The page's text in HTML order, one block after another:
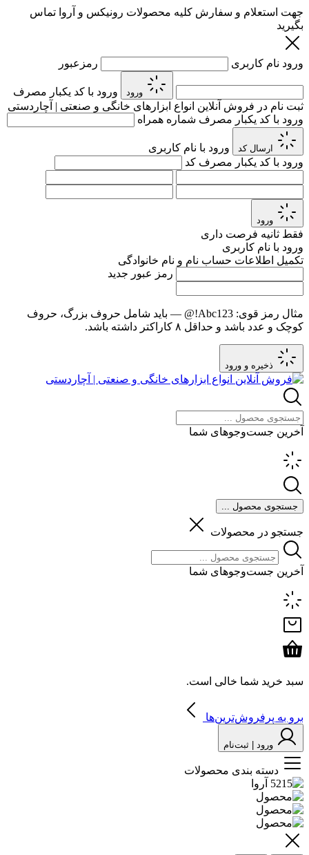
جهت استعلام و سفارش کلیه محصولات رونیکس و آروا تماس
بگیرید
ورود نام کاربری رمزعبور
ورود
ورود با کد یکبار مصرف
ثبت نام در فروش آنلاین انواع ابزارهای خانگی و صنعتی | آچاردستی
ورود با کد یکبار مصرف شماره همراه
ارسال کد
ورود با نام کاربری
ورود با کد یکبار مصرف کد
ورود
فقط ثانیه فرصت داری
ورود با نام کاربری
تکمیل اطلاعات حساب نام و نام خانوادگی
رمز عبور جدید
مثال رمز قوی: Abc123!@
— باید شامل حروف بزرگ، حروف
کوچک و عدد باشد و حداقل ۸ کاراکتر داشته باشد.
ذخیره و ورود
آخرین جست‌وجوهای شما
جستجوی محصول ...
جستجو در محصولات
آخرین جست‌وجوهای شما
سبد خرید شما خالی است.
برو به پرفروش‌ترین‌ها
ورود | ثبت‌نام
دسته بندی محصولات